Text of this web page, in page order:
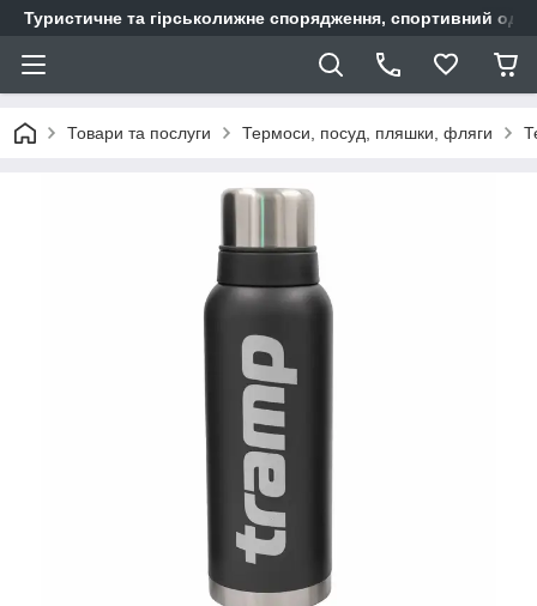
Туристичне та гірськолижне спорядження, спортивний
Товари та послуги Термоси, посуд, пляшки, фляги